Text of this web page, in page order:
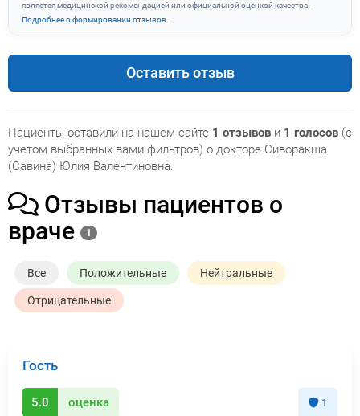
является медицинской рекомендацией или официальной оценкой качества.
Подробнее о формировании отзывов
Оставить отзыв
Пациенты оставили на нашем сайте 1 отзывов и 1 голосов (с
учетом выбранных вами фильтров) о докторе Сиворакша
(Савина) Юлия Валентиновна.
Отзывы пациентов о
враче
1
Все Положительные Нейтральные
Отрицательные
Гость
5.0 оценка 1